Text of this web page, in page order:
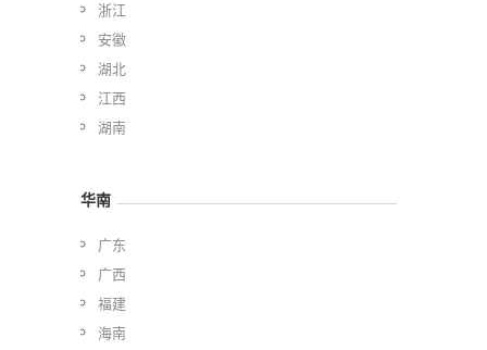
浙江
安徽
湖北
江西
湖南
华南
广东
广西
福建
海南